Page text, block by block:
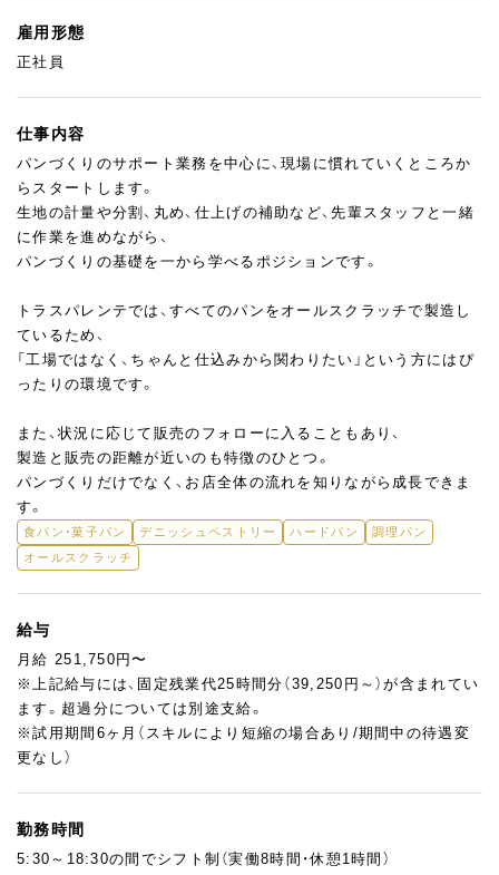
雇用形態
正社員
仕事内容
パンづくりのサポート業務を中心に、現場に慣れていくところか
らスタートします。
生地の計量や分割、丸め、仕上げの補助など、先輩スタッフと一緒
に作業を進めながら、
パンづくりの基礎を一から学べるポジションです。
トラスパレンテでは、すべてのパンをオールスクラッチで製造し
ているため、
「工場ではなく、ちゃんと仕込みから関わりたい」という方にはぴ
ったりの環境です。
また、状況に応じて販売のフォローに入ることもあり、
製造と販売の距離が近いのも特徴のひとつ。
パンづくりだけでなく、お店全体の流れを知りながら成長できま
す。
食パン・菓子パン デニッシュペストリー ハードパン
調理パン
オールスクラッチ
給与
月給 251,750円〜
※上記給与には、固定残業代25時間分（39,250円～）が含まれてい
ます。超過分については別途支給。
※試用期間6ヶ月（スキルにより短縮の場合あり/期間中の待遇変
更なし）
勤務時間
5:30～18:30の間でシフト制（実働8時間・休憩1時間）